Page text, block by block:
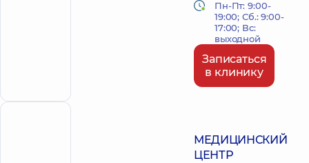
Пн-Пт: 9:00-
19:00; Сб.: 9:00-
17:00; Вс:
выходной
Записаться
в клинику
МЕДИЦИНСКИЙ
ЦЕНТР